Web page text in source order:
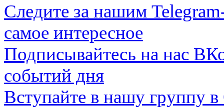
Следите за нашим
самое интересное
Подписывайтесь на нас
событий дня
Вступайте в нашу группу в